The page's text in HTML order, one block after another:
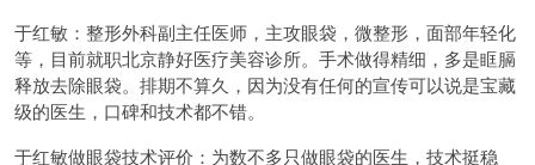
于红敏：整形外科副主任医师，主攻眼袋，微整形，面部年轻化
等，目前就职北京静好医疗美容诊所。手术做得精细，多是眶膈
释放去除眼袋。排期不算久，因为没有任何的宣传可以说是宝藏
级的医生，口碑和技术都不错。
于红敏做眼袋技术评价：为数不多只做眼袋的医生，技术挺稳